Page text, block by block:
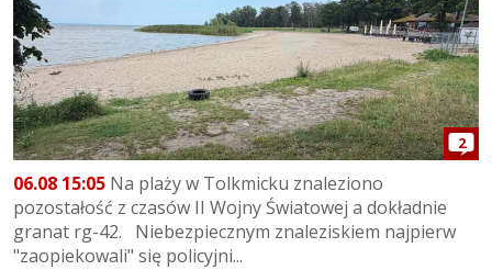
2
06.08 15:05 Na plaży w Tolkmicku znaleziono
pozostałość z czasów II Wojny Światowej a dokładnie
granat rg-42. Niebezpiecznym znaleziskiem najpierw
"zaopiekowali" się policyjni...